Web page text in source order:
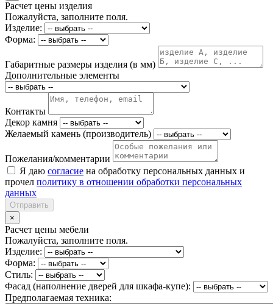
Расчет цены изделия
Пожалуйста, заполните поля.
Изделие:
Форма:
Габаритные размеры изделия (в мм)
Дополнительные элементы
Контакты
Декор камня
Желаемый камень (производитель)
Пожелания/комментарии
Я даю согласие на обработку персональных данных и
прочел политику в отношении обработки персональных
данных
Отправить
×
Расчет цены мебели
Пожалуйста, заполните поля.
Изделие:
Форма:
Стиль:
Фасад (наполнение дверей для шкафа-купе):
Предполагаемая техника: